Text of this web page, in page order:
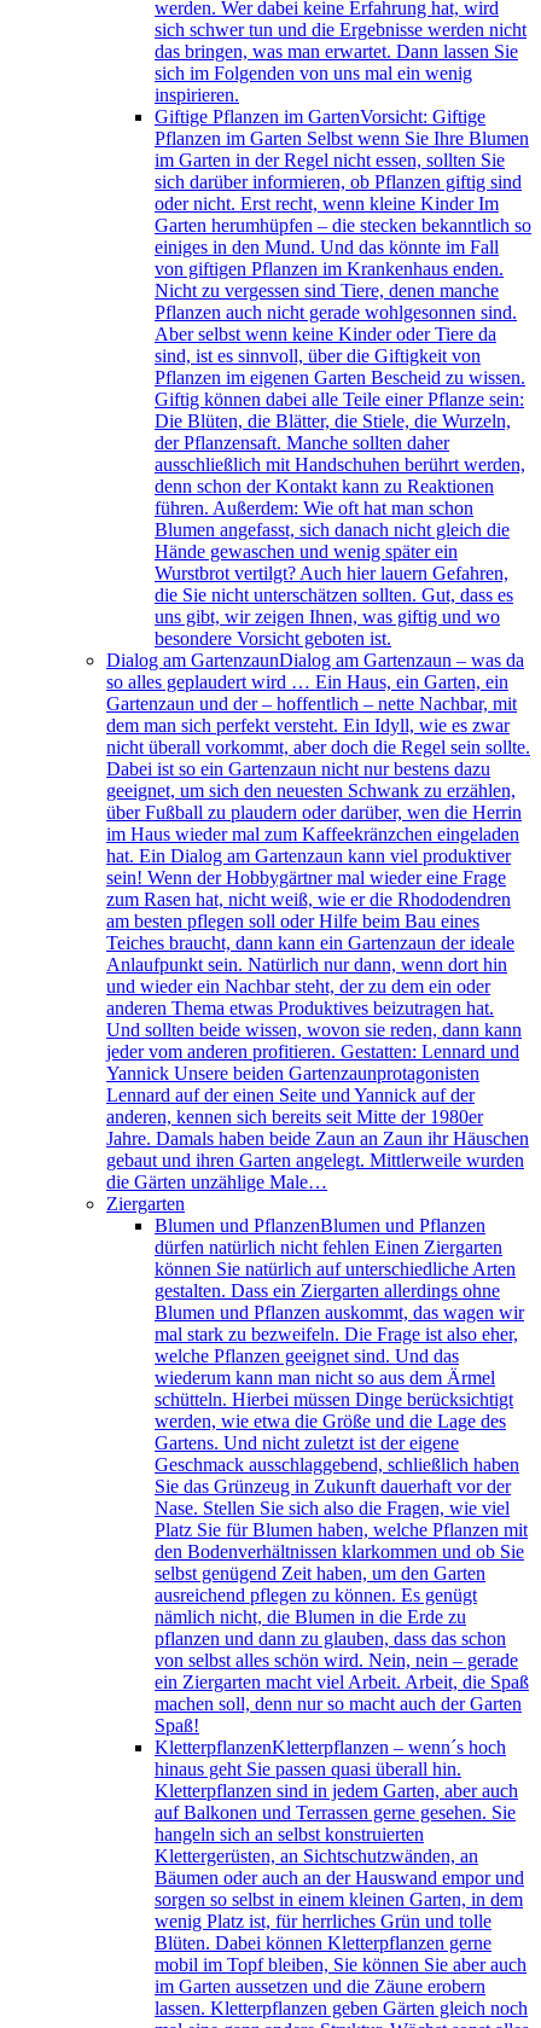
werden. Wer dabei keine Erfahrung hat, wird
sich schwer tun und die Ergebnisse werden nicht
das bringen, was man erwartet. Dann lassen Sie
sich im Folgenden von uns mal ein wenig
inspirieren.
Giftige Pflanzen im GartenVorsicht: Giftige
Pflanzen im Garten Selbst wenn Sie Ihre Blumen
im Garten in der Regel nicht essen, sollten Sie
sich darüber informieren, ob Pflanzen giftig sind
oder nicht. Erst recht, wenn kleine Kinder Im
Garten herumhüpfen – die stecken bekanntlich so
einiges in den Mund. Und das könnte im Fall
von giftigen Pflanzen im Krankenhaus enden.
Nicht zu vergessen sind Tiere, denen manche
Pflanzen auch nicht gerade wohlgesonnen sind.
Aber selbst wenn keine Kinder oder Tiere da
sind, ist es sinnvoll, über die Giftigkeit von
Pflanzen im eigenen Garten Bescheid zu wissen.
Giftig können dabei alle Teile einer Pflanze sein:
Die Blüten, die Blätter, die Stiele, die Wurzeln,
der Pflanzensaft. Manche sollten daher
ausschließlich mit Handschuhen berührt werden,
denn schon der Kontakt kann zu Reaktionen
führen. Außerdem: Wie oft hat man schon
Blumen angefasst, sich danach nicht gleich die
Hände gewaschen und wenig später ein
Wurstbrot vertilgt? Auch hier lauern Gefahren,
die Sie nicht unterschätzen sollten. Gut, dass es
uns gibt, wir zeigen Ihnen, was giftig und wo
besondere Vorsicht geboten ist.
Dialog am GartenzaunDialog am Gartenzaun – was da
so alles geplaudert wird … Ein Haus, ein Garten, ein
Gartenzaun und der – hoffentlich – nette Nachbar, mit
dem man sich perfekt versteht. Ein Idyll, wie es zwar
nicht überall vorkommt, aber doch die Regel sein sollte.
Dabei ist so ein Gartenzaun nicht nur bestens dazu
geeignet, um sich den neuesten Schwank zu erzählen,
über Fußball zu plaudern oder darüber, wen die Herrin
im Haus wieder mal zum Kaffeekränzchen eingeladen
hat. Ein Dialog am Gartenzaun kann viel produktiver
sein! Wenn der Hobbygärtner mal wieder eine Frage
zum Rasen hat, nicht weiß, wie er die Rhododendren
am besten pflegen soll oder Hilfe beim Bau eines
Teiches braucht, dann kann ein Gartenzaun der ideale
Anlaufpunkt sein. Natürlich nur dann, wenn dort hin
und wieder ein Nachbar steht, der zu dem ein oder
anderen Thema etwas Produktives beizutragen hat.
Und sollten beide wissen, wovon sie reden, dann kann
jeder vom anderen profitieren. Gestatten: Lennard und
Yannick Unsere beiden Gartenzaunprotagonisten
Lennard auf der einen Seite und Yannick auf der
anderen, kennen sich bereits seit Mitte der 1980er
Jahre. Damals haben beide Zaun an Zaun ihr Häuschen
gebaut und ihren Garten angelegt. Mittlerweile wurden
die Gärten unzählige Male…
Ziergarten
Blumen und PflanzenBlumen und Pflanzen
dürfen natürlich nicht fehlen Einen Ziergarten
können Sie natürlich auf unterschiedliche Arten
gestalten. Dass ein Ziergarten allerdings ohne
Blumen und Pflanzen auskommt, das wagen wir
mal stark zu bezweifeln. Die Frage ist also eher,
welche Pflanzen geeignet sind. Und das
wiederum kann man nicht so aus dem Ärmel
schütteln. Hierbei müssen Dinge berücksichtigt
werden, wie etwa die Größe und die Lage des
Gartens. Und nicht zuletzt ist der eigene
Geschmack ausschlaggebend, schließlich haben
Sie das Grünzeug in Zukunft dauerhaft vor der
Nase. Stellen Sie sich also die Fragen, wie viel
Platz Sie für Blumen haben, welche Pflanzen mit
den Bodenverhältnissen klarkommen und ob Sie
selbst genügend Zeit haben, um den Garten
ausreichend pflegen zu können. Es genügt
nämlich nicht, die Blumen in die Erde zu
pflanzen und dann zu glauben, dass das schon
von selbst alles schön wird. Nein, nein – gerade
ein Ziergarten macht viel Arbeit. Arbeit, die Spaß
machen soll, denn nur so macht auch der Garten
Spaß!
KletterpflanzenKletterpflanzen – wenn´s hoch
hinaus geht Sie passen quasi überall hin.
Kletterpflanzen sind in jedem Garten, aber auch
auf Balkonen und Terrassen gerne gesehen. Sie
hangeln sich an selbst konstruierten
Klettergerüsten, an Sichtschutzwänden, an
Bäumen oder auch an der Hauswand empor und
sorgen so selbst in einem kleinen Garten, in dem
wenig Platz ist, für herrliches Grün und tolle
Blüten. Dabei können Kletterpflanzen gerne
mobil im Topf bleiben, Sie können Sie aber auch
im Garten aussetzen und die Zäune erobern
lassen. Kletterpflanzen geben Gärten gleich noch